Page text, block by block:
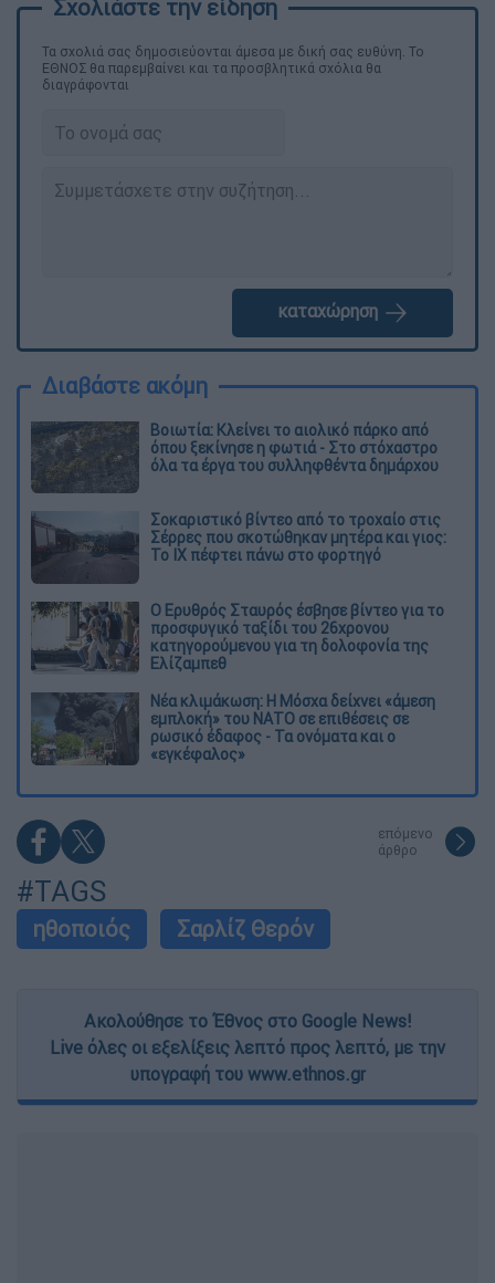
Τα σχολιά σας δημοσιεύονται άμεσα με δική σας ευθύνη. Το
ΕΘΝΟΣ θα παρεμβαίνει και τα προσβλητικά σχόλια θα
διαγράφονται
καταχώρηση
Διαβάστε ακόμη
Βοιωτία: Κλείνει το αιολικό πάρκο από
όπου ξεκίνησε η φωτιά - Στο στόχαστρο
όλα τα έργα του συλληφθέντα δημάρχου
Σοκαριστικό βίντεο από το τροχαίο στις
Σέρρες που σκοτώθηκαν μητέρα και γιος:
Το ΙΧ πέφτει πάνω στο φορτηγό
Ο Ερυθρός Σταυρός έσβησε βίντεο για το
προσφυγικό ταξίδι του 26χρονου
κατηγορούμενου για τη δολοφονία της
Ελίζαμπεθ
Νέα κλιμάκωση: Η Μόσχα δείχνει «άμεση
εμπλοκή» του ΝΑΤΟ σε επιθέσεις σε
ρωσικό έδαφος - Τα ονόματα και ο
«εγκέφαλος»
επόμενο
άρθρο
#TAGS
ηθοποιός Σαρλίζ Θερόν
Ακολούθησε το Έθνος στο Google News!
Live όλες οι εξελίξεις λεπτό προς λεπτό, με την
υπογραφή του www.ethnos.gr